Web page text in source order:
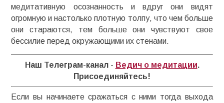
медитативную осознанность и вдруг они видят
огромную и настолько плотную толпу, что чем больше
они стараются, тем больше они чувствуют свое
бессилие перед окружающими их стенами.
Наш Телеграм-канал - Ведич о медитации.
Присоединяйтесь!
Если вы начинаете сражаться с ними тогда выхода